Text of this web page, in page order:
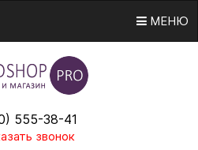
МЕНЮ
555-38-41
звонок